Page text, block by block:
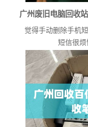
广州废旧电脑回收
觉得手动删除手机短
短信很烦